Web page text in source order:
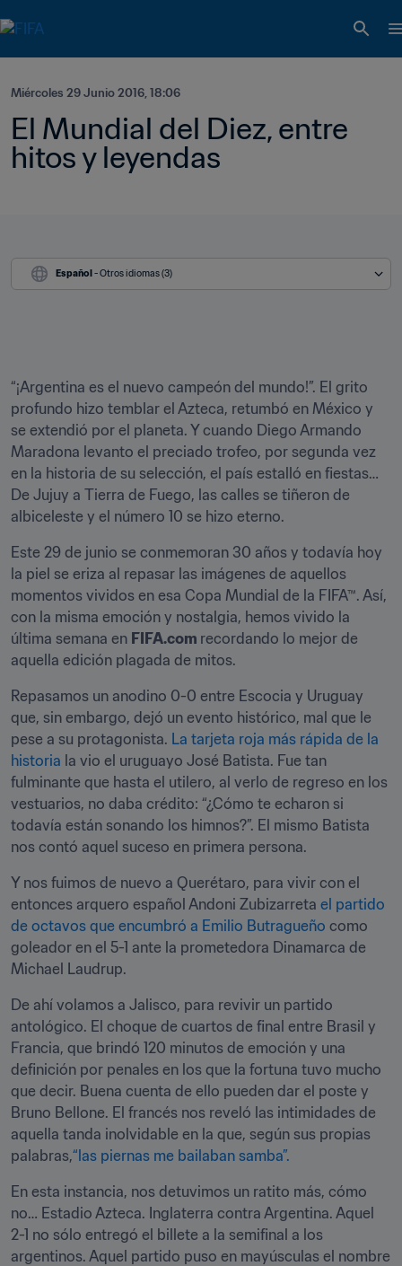
Miércoles 29 Junio 2016, 18:06
El Mundial del Diez, entre
hitos y leyendas
Español - Otros idiomas (3)
“¡Argentina es el nuevo campeón del mundo!”. El grito
profundo hizo temblar el Azteca, retumbó en México y
se extendió por el planeta. Y cuando Diego Armando
Maradona levanto el preciado trofeo, por segunda vez
en la historia de su selección, el país estalló en fiestas…
De Jujuy a Tierra de Fuego, las calles se tiñeron de
albiceleste y el número 10 se hizo eterno.
Este 29 de junio se conmemoran 30 años y todavía hoy
la piel se eriza al repasar las imágenes de aquellos
momentos vividos en esa Copa Mundial de la FIFA™. Así,
con la misma emoción y nostalgia, hemos vivido la
última semana en FIFA.com recordando lo mejor de
aquella edición plagada de mitos.
Repasamos un anodino 0-0 entre Escocia y Uruguay
que, sin embargo, dejó un evento histórico, mal que le
pese a su protagonista. La tarjeta roja más rápida de la
historia la vio el uruguayo José Batista. Fue tan
fulminante que hasta el utilero, al verlo de regreso en los
vestuarios, no daba crédito: “¿Cómo te echaron si
todavía están sonando los himnos?”. El mismo Batista
nos contó aquel suceso en primera persona.
Y nos fuimos de nuevo a Querétaro, para vivir con el
entonces arquero español Andoni Zubizarreta el partido
de octavos que encumbró a Emilio Butragueño como
goleador en el 5-1 ante la prometedora Dinamarca de
Michael Laudrup.
De ahí volamos a Jalisco, para revivir un partido
antológico. El choque de cuartos de final entre Brasil y
Francia, que brindó 120 minutos de emoción y una
definición por penales en los que la fortuna tuvo mucho
que decir. Buena cuenta de ello pueden dar el poste y
Bruno Bellone. El francés nos reveló las intimidades de
aquella tanda inolvidable en la que, según sus propias
palabras,“las piernas me bailaban samba”.
En esta instancia, nos detuvimos un ratito más, cómo
no… Estadio Azteca. Inglaterra contra Argentina. Aquel
2-1 no sólo entregó el billete a la semifinal a los
argentinos. Aquel partido puso en mayúsculas el nombre